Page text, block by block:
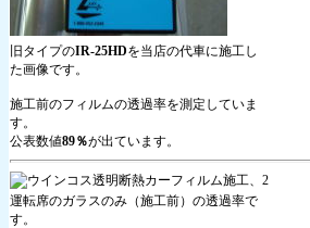
旧タイプのIR-25HDを当店の代車に施工し
た画像です。
施工前のフィルムの透過率を測定していま
す。
公表数値89％が出ています。
運転席のガラスのみ（施工前）の透過率で
す。